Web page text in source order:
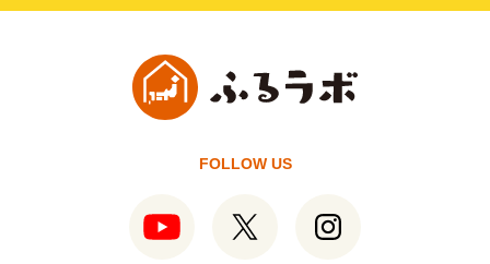
FOLLOW US